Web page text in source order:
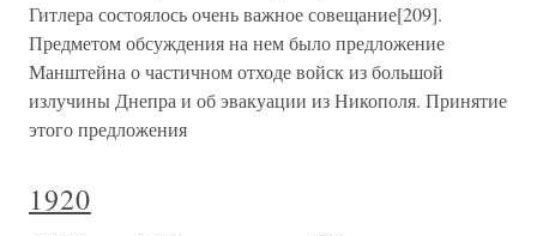
Гитлера состоялось очень важное совещание[209].
Предметом обсуждения на нем было предложение
Манштейна о частичном отходе войск из большой
излучины Днепра и об эвакуации из Никополя. Принятие
этого предложения
1920